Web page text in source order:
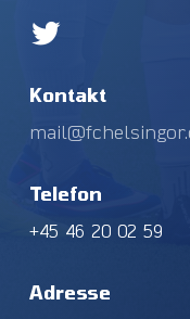
Kontakt
Telefon
+45 46 20 02 59
Adresse